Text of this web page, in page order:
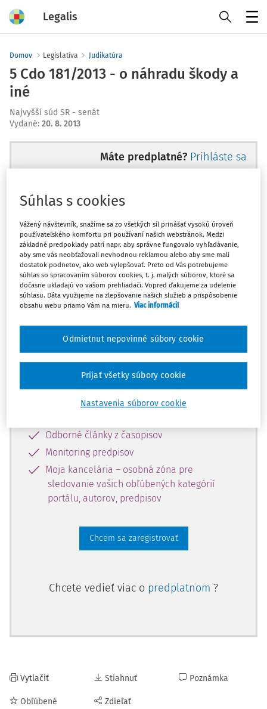
Legalis
Domov Legislatíva Judikatúra
5 Cdo 181/2013 - o náhradu škody a
iné
Najvyšší súd SR - senát
Vydané: 20. 8. 2013
Máte predplatné? Prihláste sa
Ups, zatiaľ ste si prečítali len
začiatok...
Celý odborný obsah z tejto oblasti je
dostupný predplatiteľom portálu.
Odomknite si prístup k odbornému
obsahu a získajte prístup na 10 dní
zdarma, stačí sa len zaregistrovať.
Vďaka registrácii získate prístup aj k
vybranému obsahu:
Odborné články z časopisov
Monitoring predpisov
Moja kancelária – osobná zóna pre
sledovanie vašich obľúbených kategórií
portálu, autorov, predpisov
Chcem sa zaregistrovať
Chcete vedieť viac o predplatnom ?
Vytlačiť
Obľúbené
Stiahnuť
Zdieľať
Poznámka
Súhlas s cookies
Vážený návštevník, snažíme sa zo všetkých síl prinášať vysokú úroveň
používateľského komfortu pri používaní našich webstránok. Medzi
základné predpoklady patrí napr. aby správne fungovalo vyhľadávanie,
aby sme vás neobťažovali nevhodnou reklamou alebo aby sme mali
dostatok podnetov, ako web vylepšovať. Preto od Vás potrebujeme
súhlas so spracovaním súborov cookies, t. j. malých súborov, ktoré sa
dočasne ukladajú vo vašom prehliadači. Vopred ďakujeme za udelenie
súhlasu. Dáta využijeme na zlepšovanie našich služieb a prispôsobenie
obsahu webu priamo Vám na mieru. Viac informácií
Nastavenia súborov cookie
Odmietnut nepovinné súbory cookie
Prijať všetky súbory cookie